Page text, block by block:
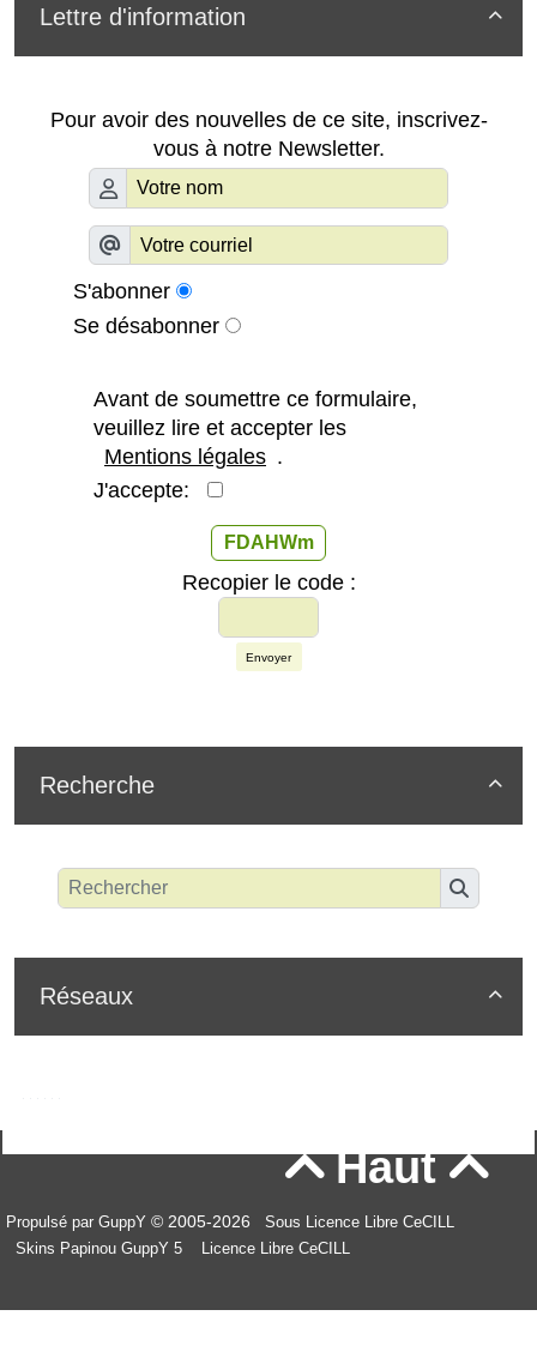

Lettre d'information
Pour avoir des nouvelles de ce site, inscrivez-
vous à notre Newsletter.
S'abonner
Se désabonner
Avant de soumettre ce formulaire,
veuillez lire et accepter les
Mentions légales .
J'accepte:
FDAHWm
Recopier le code :
Envoyer

Recherche

Réseaux
Haut
Propulsé par GuppY © 2005-2026
Sous Licence Libre CeCILL
Skins Papinou GuppY 5
Licence Libre CeCILL